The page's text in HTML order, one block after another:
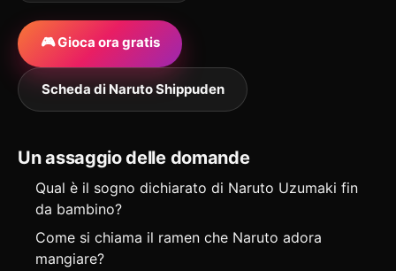
🎮 Gioca ora gratis
Scheda di Naruto Shippuden
Un assaggio delle domande
Qual è il sogno dichiarato di Naruto Uzumaki fin
da bambino?
Come si chiama il ramen che Naruto adora
mangiare?